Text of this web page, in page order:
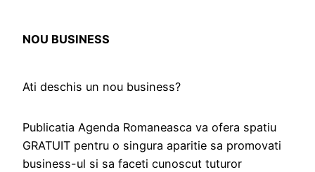
NOU BUSINESS
Ati deschis un nou business?
Publicatia Agenda Romaneasca va ofera spatiu
GRATUIT pentru o singura aparitie sa promovati
business-ul si sa faceti cunoscut tuturor